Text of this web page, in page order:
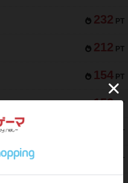
232 PT
212 PT
154 PT
152 PT
PT
PT